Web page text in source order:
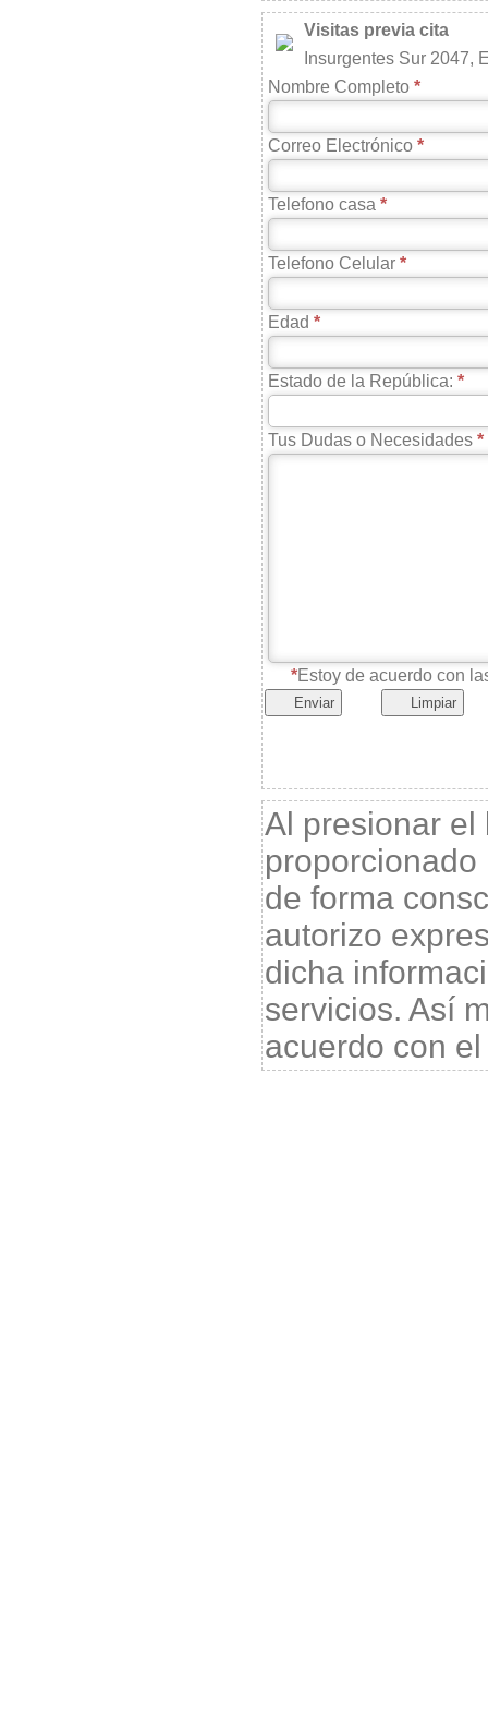
Visitas previa cita
Insurgentes Sur 2047,
Nombre Completo
Correo Electrónico
Telefono casa
Telefono Celular
Edad
Estado de la República:
Tus Dudas o Necesidades
Estoy de acuerdo con
Enviar Limpiar
Al presionar el
de forma
autorizo
dicha
servicios. Así
acuerdo con